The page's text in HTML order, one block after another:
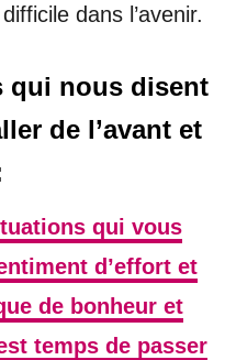
dans l’avenir.
qui nous disent
de l’avant et
qui vous
d’effort et
de bonheur et
temps de passer